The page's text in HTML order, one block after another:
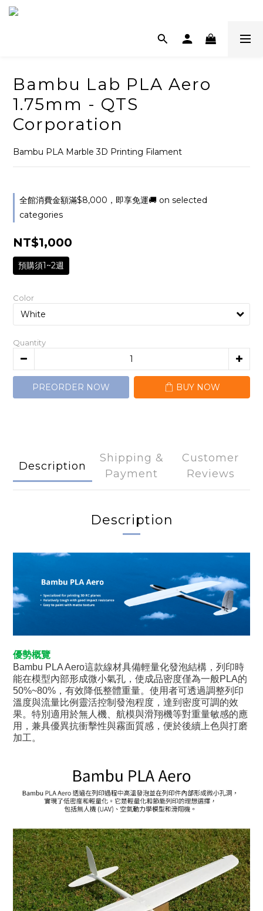
Bambu Lab PLA Aero
1.75mm - QTS
Corporation
Bambu PLA Marble 3D Printing Filament
全館消費金額滿$8,000，即享免運🚚 on selected
categories
NT$1,000
預購須1~2週
Color
Quantity
PREORDER NOW BUY NOW
Description
Shipping &
Payment
Customer
Reviews
Description
優勢概覽
Bambu PLA Aero這款線材具備輕量化發泡結構，列印時
能在模型內部形成微小氣孔，使成品密度僅為一般PLA的
50%~80%，有效降低整體重量。使用者可透過調整列印
溫度與流量比例靈活控制發泡程度，達到密度可調的效
果。特別適用於無人機、航模與滑翔機等對重量敏感的應
用，兼具優異抗衝擊性與霧面質感，便於後續上色與打磨
加工。